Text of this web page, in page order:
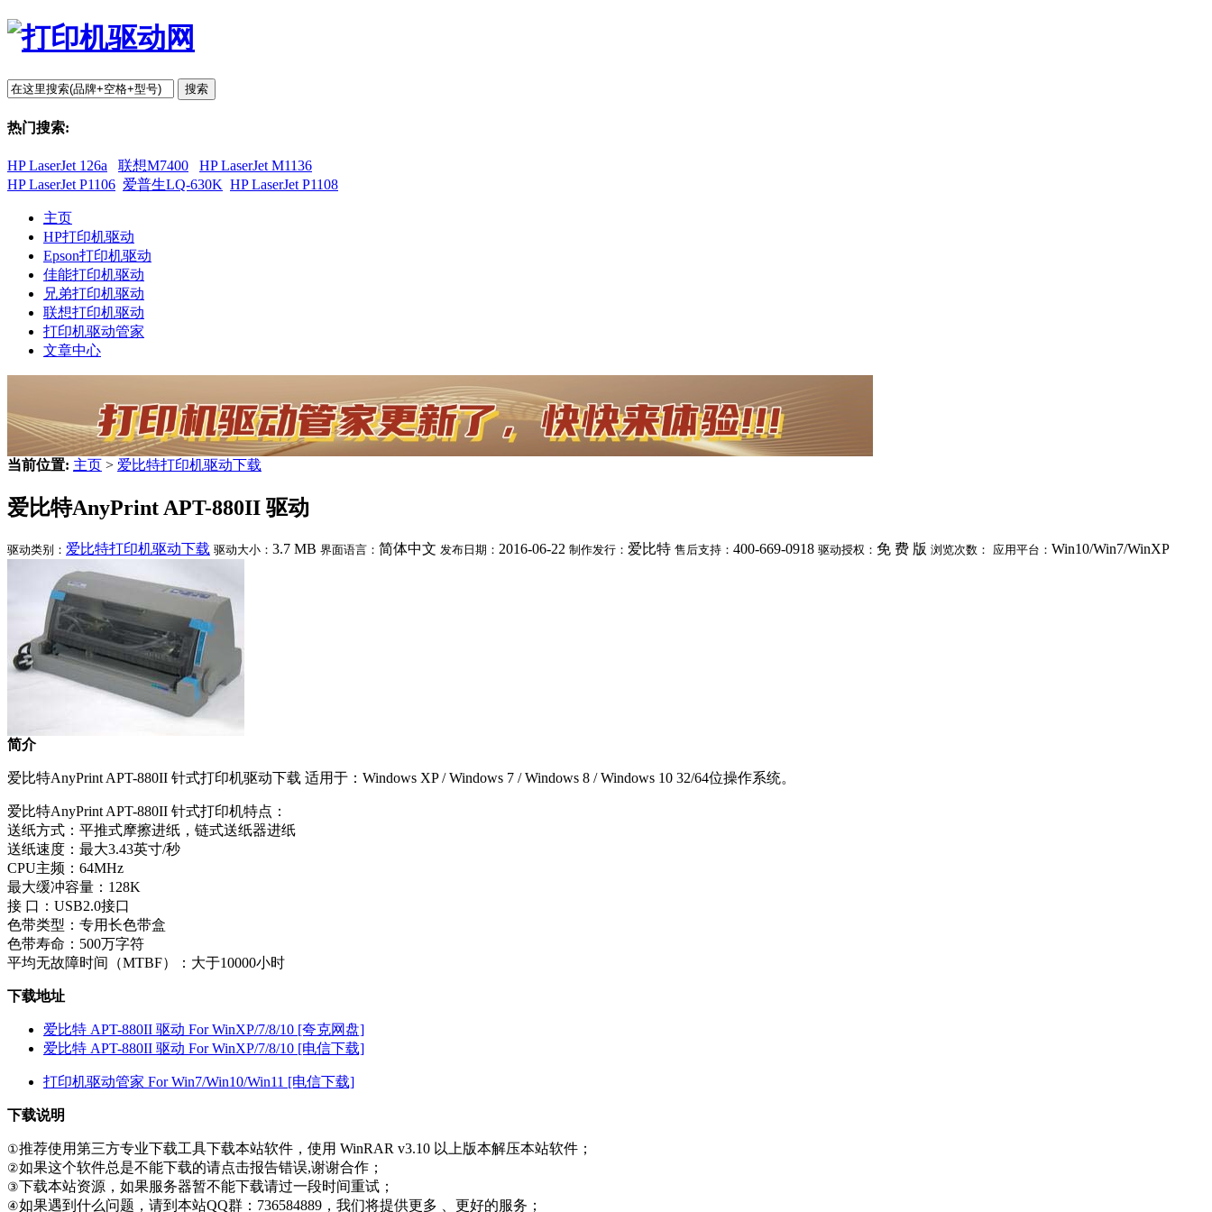
搜索
热门搜索:
HP LaserJet 126a 联想M7400
HP LaserJet M1136
HP LaserJet P1106 爱普生LQ-630K HP LaserJet P1108
主页
HP打印机驱动
Epson打印机驱动
佳能打印机驱动
兄弟打印机驱动
联想打印机驱动
打印机驱动管家
文章中心
当前位置: 主页 > 爱比特打印机驱动下载
爱比特AnyPrint APT-880II 驱动
驱动类别： 爱比特打印机驱动下载 驱动大小： 3.7 MB 界面语言： 简体中文 发布日期： 2016-06-22 制作发行： 爱比特 售后支持： 400-669-0918 驱动授权： 免 费 版 浏览次数： 应用平台： Win10/Win7/WinXP
简介
爱比特AnyPrint APT-880II 针式打印机驱动下载 适用于：Windows XP / Windows 7 / Windows 8 / Windows 10 32/64位操作系统。
爱比特AnyPrint APT-880II 针式打印机特点：
送纸方式：平推式摩擦进纸，链式送纸器进纸
送纸速度：最大3.43英寸/秒
CPU主频：64MHz
最大缓冲容量：128K
接 口：USB2.0接口
色带类型：专用长色带盒
色带寿命：500万字符
平均无故障时间（MTBF）：大于10000小时
下载地址
爱比特 APT-880II 驱动 For WinXP/7/8/10 [夸克网盘]
爱比特 APT-880II 驱动 For WinXP/7/8/10 [电信下载]
打印机驱动管家 For Win7/Win10/Win11 [电信下载]
下载说明
①推荐使用第三方专业下载工具下载本站软件，使用 WinRAR v3.10 以上版本解压本站软件；
②如果这个软件总是不能下载的请点击报告错误,谢谢合作；
③下载本站资源，如果服务器暂不能下载请过一段时间重试；
④如果遇到什么问题，请到本站QQ群：736584889，我们将提供更多 、更好的服务；